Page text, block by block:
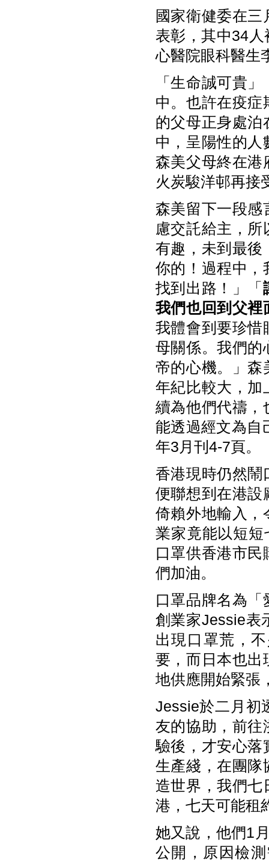
國家衛健委在
表彰，其中34
心醫院眼科醫生
「生命誠可貴
中。也許在疫症
的父母正身處泊
中，呈陽性的人
森美父母終在港
火炭駿洋邨再接
森美留下一段感
慮交託給主，
有趣，未到最後
你的！過程中，
找到出路！」「
我們也回到父裡
我體會到要珍惜
母關係。我們的
帝的心機。」森
年紀比較大，加
續為他們代禱，
能透過經文為自
年3月刊4-7頁。
香港現時仍然鬧
便聯想到在港設
倚賴外地輸入，
業家竟能以短
口罩供香港市
們加油。
口罩品牌名為
創業家Jessie表
出現口罩荒，
要，而日本也出
地供應開始緊張
Jessie於二月初
友的協助，前往
驗後，才安心落
生產綫，在團隊
造世界，我們七
港，七天可能租
她又說，他們1
公開，原因檢